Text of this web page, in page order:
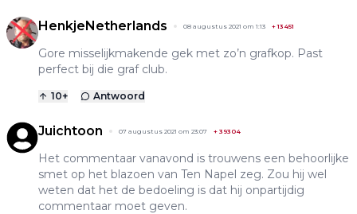
HenkjeNetherlands 08 augustus 2021 om 1:13 +13451
Gore misselijkmakende gek met zo’n grafkop. Past
perfect bij die graf club.
10+ Antwoord
Juichtoon 07 augustus 2021 om 23:07 + 39304
Het commentaar vanavond is trouwens een behoorlijke
smet op het blazoen van Ten Napel zeg. Zou hij wel
weten dat het de bedoeling is dat hij onpartijdig
commentaar moet geven.